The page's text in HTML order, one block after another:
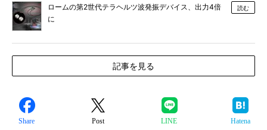
ロームの第2世代テラヘルツ波発振デバイス、出力4倍
に
読む
記事を見る
Share Post LINE Hatena